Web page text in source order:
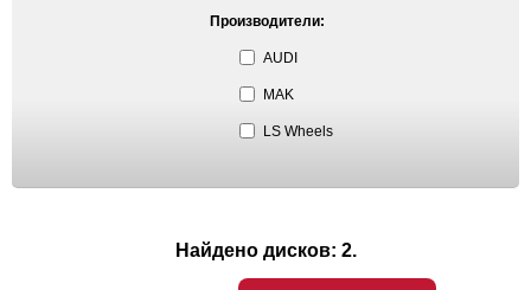
Производители:
AUDI
MAK
LS Wheels
Найдено дисков: 2.